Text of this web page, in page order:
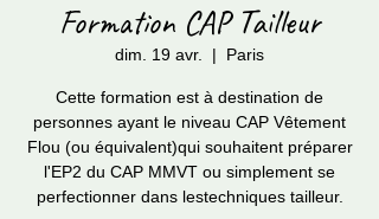
Formation CAP Tailleur
dim. 19 avr.
  |
Paris
Cette formation est à destination de
personnes ayant le niveau CAP Vêtement
Flou (ou équivalent)qui souhaitent préparer
l'EP2 du CAP MMVT ou simplement se
perfectionner dans lestechniques tailleur.